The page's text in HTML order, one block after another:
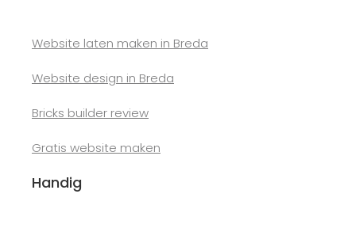
Website laten maken in Breda
Website design in Breda
Bricks builder review
Gratis website maken
Handig